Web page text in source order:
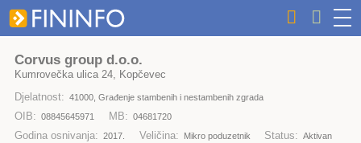
Corvus group d.o.o.
Kumrovečka ulica 24, Kopčevec
Djelatnost: 41000, Građenje stambenih i nestambenih zgrada
OIB: 08845645971 MB: 04681720
Godina osnivanja: 2017. Veličina: Mikro poduzetnik Status: Aktivan